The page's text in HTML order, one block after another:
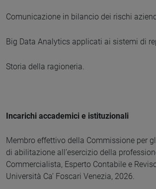
Comunicazione in bilancio dei rischi
Big Data Analytics applicati ai sistemi di
Storia della ragioneria.
Incarichi accademici e istituzionali
Membro effettivo della Commissione per
di abilitazione all’esercizio della
Commercialista, Esperto Contabile e
Università Ca’ Foscari Venezia, 2026.